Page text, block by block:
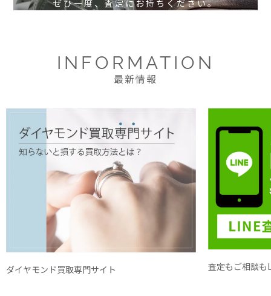
ぜひ一度、査定にお持ちください。
INFORMATION
最新情報
ダイヤモンド買取専門サイト 査定もご相談も